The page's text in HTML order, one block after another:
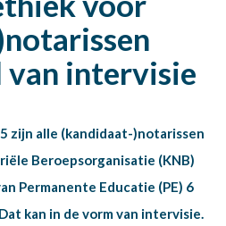
intervisie
zijn alle (kandidaat-)notarissen
Beroepsorganisatie (KNB)
Permanente Educatie (PE) 6
kan in de vorm van intervisie.